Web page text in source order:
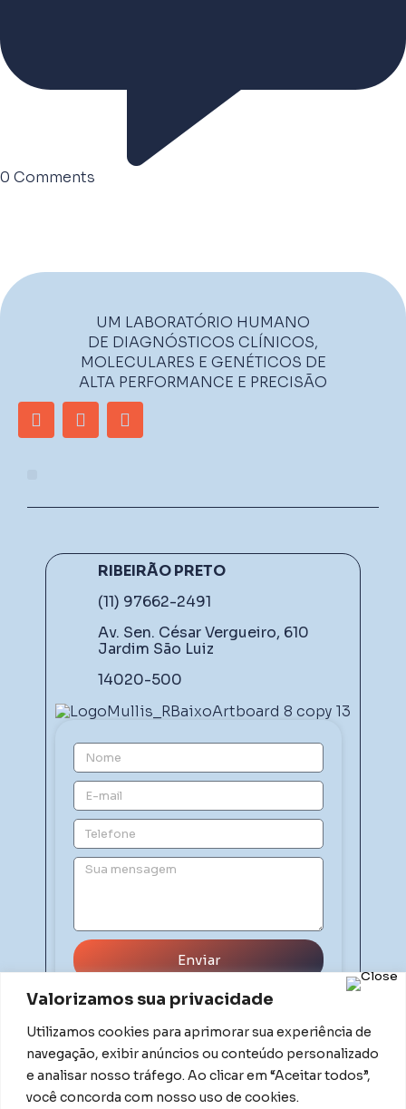
Valorizamos sua privacidade
Utilizamos cookies para aprimorar sua experiência de
navegação, exibir anúncios ou conteúdo personalizado
e analisar nosso tráfego. Ao clicar em “Aceitar todos”,
você concorda com nosso uso de cookies.
0 Comments
UM LABORATÓRIO HUMANO
DE DIAGNÓSTICOS CLÍNICOS,
MOLECULARES E GENÉTICOS DE
ALTA PERFORMANCE E PRECISÃO
RIBEIRÃO PRETO
(11) 97662-2491
Av. Sen. César Vergueiro, 610
Jardim São Luiz
14020-500
Enviar